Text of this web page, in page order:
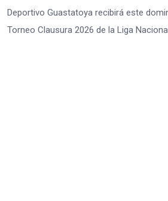
Deportivo Guastatoya recibirá este
Torneo Clausura 2026 de la Liga